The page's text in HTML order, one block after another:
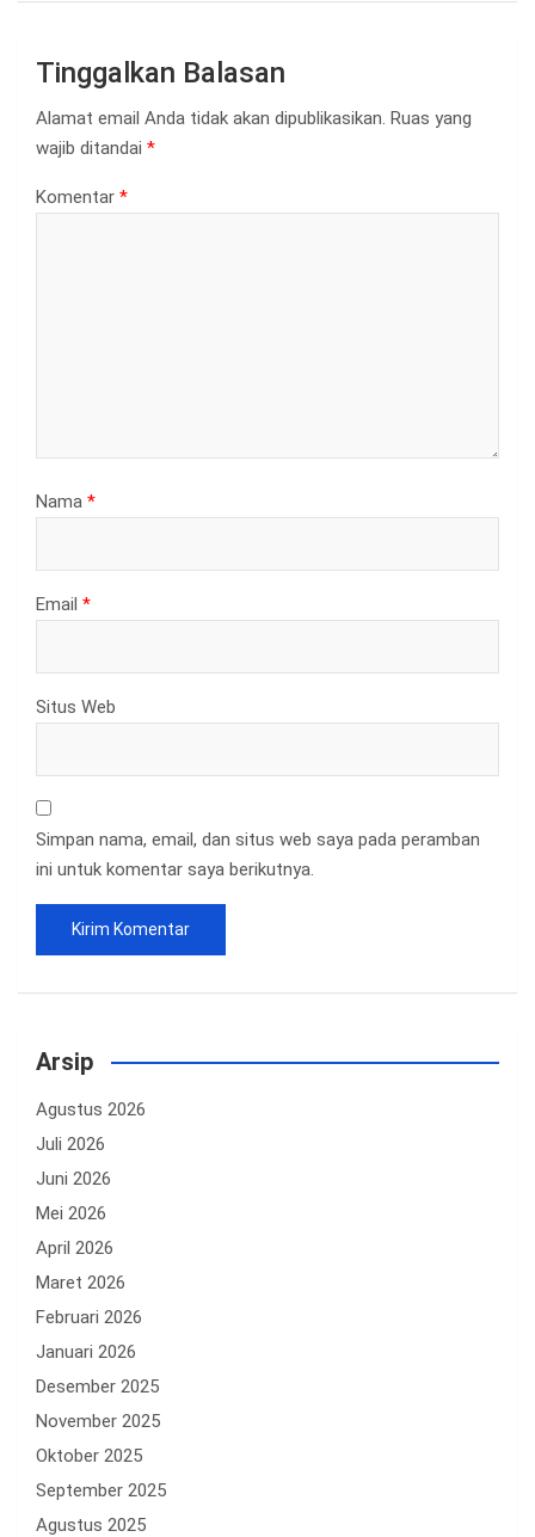
Tinggalkan Balasan
Alamat email Anda tidak akan dipublikasikan. Ruas yang
wajib ditandai *
Komentar *
Nama *
Email *
Situs Web
Simpan nama, email, dan situs web saya pada peramban
ini untuk komentar saya berikutnya.
Arsip
Agustus 2026
Juli 2026
Juni 2026
Mei 2026
April 2026
Maret 2026
Februari 2026
Januari 2026
Desember 2025
November 2025
Oktober 2025
September 2025
Agustus 2025